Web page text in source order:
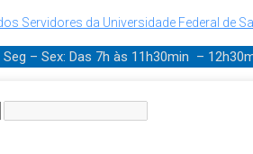
Servidores da Universidade Federal de
Seg – Sex: Das 7h às 11h30min –